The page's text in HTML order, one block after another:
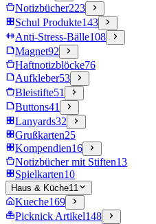
Notizbücher223
Schul Produkte143
Anti-Stress-Bälle108
Magnet92
Haftnotizblöcke76
Aufkleber53
Bleistifte51
Buttons41
Lanyards32
Grußkarten25
Kompendien16
Notizbücher mit Stiften13
Spielkarten10
Haus & Küche11
Kueche169
Picknick Artikel148